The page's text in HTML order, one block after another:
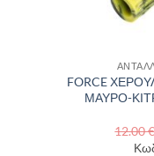
FORCE
ΜΑΥΡΟ-
12.00